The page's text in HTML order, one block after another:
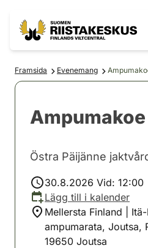
Framsida Evenemang
Ampumakoe
Östra Päijänne
30.8.2026 Vid: 12:00
Lägg till i kalender
Mellersta Finland |
ampumarata, Joutsa,
19650 Joutsa